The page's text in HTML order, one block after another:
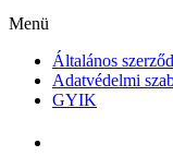
Menü
Általános
Adatvédelmi
GYIK